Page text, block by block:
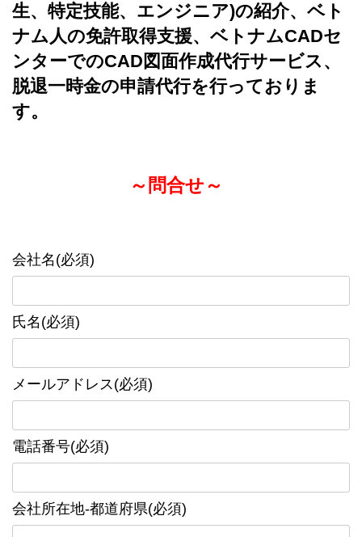
生、特定技能、エンジニア)の紹介、ベト
ナム人の免許取得支援、ベトナムCADセ
ンターでのCAD図面作成代行サービス、
脱退一時金の申請代行を行っておりま
す。
～問合せ～
会社名(必須)
氏名(必須)
メールアドレス(必須)
電話番号(必須)
会社所在地-都道府県(必須)